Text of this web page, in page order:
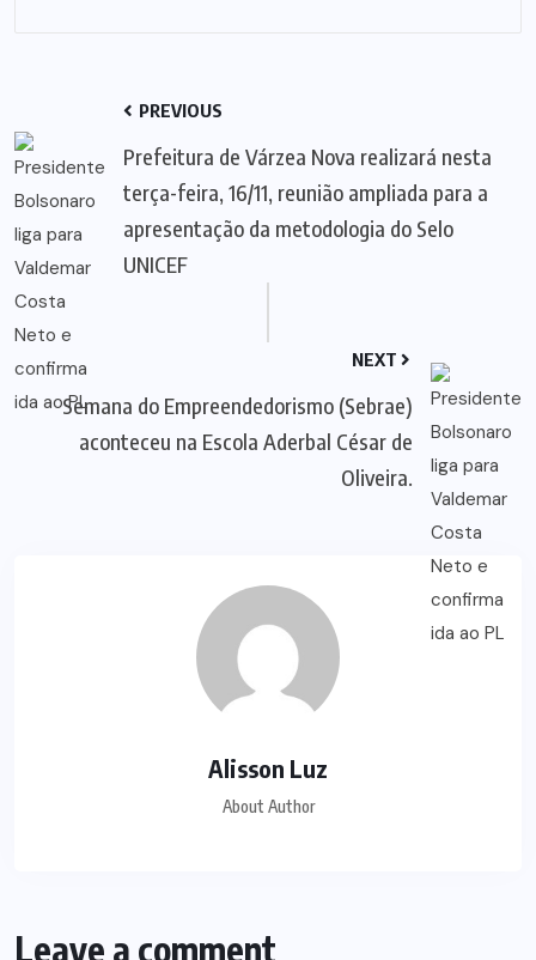
PREVIOUS
Prefeitura de Várzea Nova realizará nesta
terça-feira, 16/11, reunião ampliada para a
apresentação da metodologia do Selo
UNICEF
NEXT
Semana do Empreendedorismo (Sebrae)
aconteceu na Escola Aderbal César de
Oliveira.
Alisson Luz
About Author
Leave a comment